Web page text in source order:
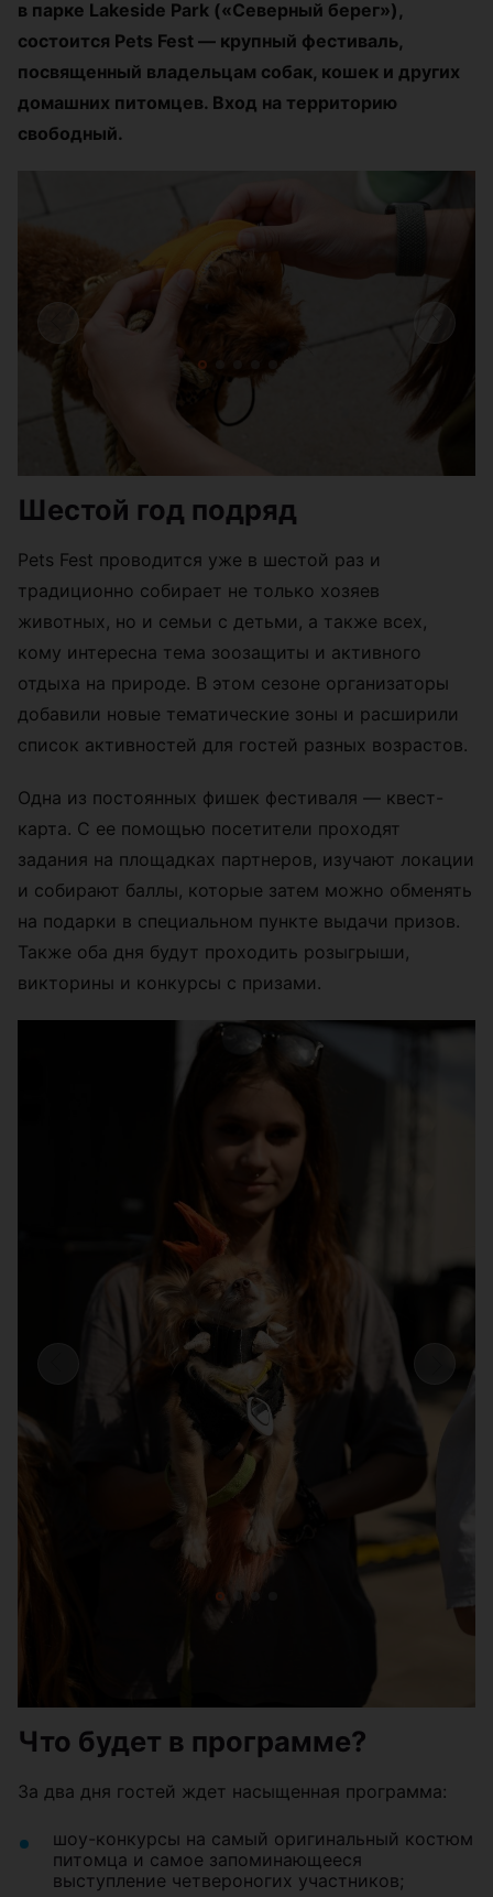
в парке Lakeside Park («Северный берег»),
состоится Pets Fest — крупный фестиваль,
посвященный владельцам собак, кошек и других
домашних питомцев. Вход на территорию
свободный.
Шестой год подряд
Pets Fest проводится уже в шестой раз и
традиционно собирает не только хозяев
животных, но и семьи с детьми, а также всех,
кому интересна тема зоозащиты и активного
отдыха на природе. В этом сезоне организаторы
добавили новые тематические зоны и расширили
список активностей для гостей разных возрастов.
Одна из постоянных фишек фестиваля — квест-
карта. С ее помощью посетители проходят
задания на площадках партнеров, изучают локации
и собирают баллы, которые затем можно обменять
на подарки в специальном пункте выдачи призов.
Также оба дня будут проходить розыгрыши,
викторины и конкурсы с призами.
Что будет в программе?
За два дня гостей ждет насыщенная программа:
шоу-конкурсы на самый оригинальный костюм
питомца и самое запоминающееся
выступление четвероногих участников;